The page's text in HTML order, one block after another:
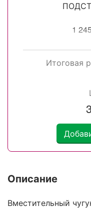
1
Итоговая
Описание
Вместительный